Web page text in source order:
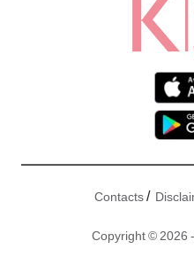
Contacts/
Copyright © 2026